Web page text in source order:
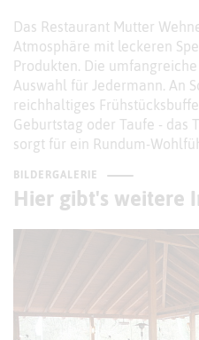
Das Restaurant Mutter
Atmosphäre mit leckeren
Produkten. Die
Auswahl für Jedermann. An
reichhaltiges
Geburtstag oder Taufe - das
sorgt für ein Rundum-
BILDERGALERIE
Hier gibt's weitere